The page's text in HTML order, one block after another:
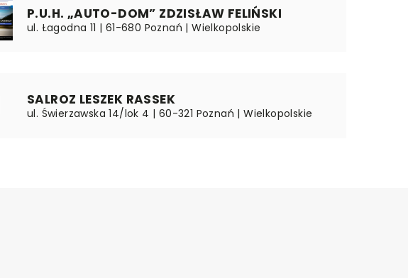
P.U.H. „AUTO-DOM” ZDZISŁAW FELIŃSKI
ul. Łagodna 11 | 61-680 Poznań | Wielkopolskie
SALROZ LESZEK RASSEK
ul. Świerzawska 14/lok 4 | 60-321 Poznań | Wielkopolskie